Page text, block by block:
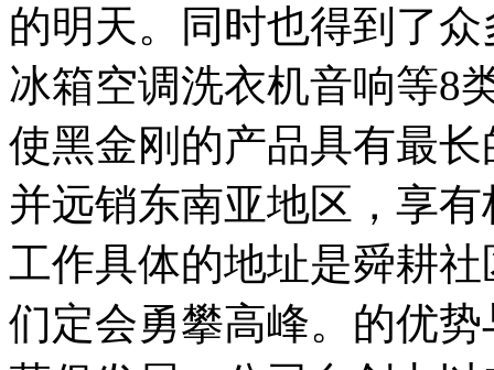
的明天。同时也得到了
冰箱空调洗衣机音响等8
使黑金刚的产品具有最
并远销东南亚地区，享
工作具体的地址是舜耕
们定会勇攀高峰。的优